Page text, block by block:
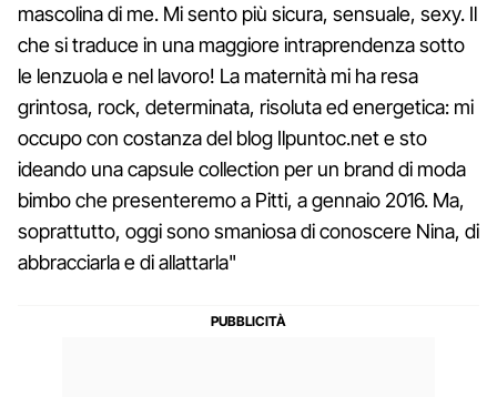
mascolina di me. Mi sento più sicura, sensuale, sexy. Il
che si traduce in una maggiore intraprendenza sotto
le lenzuola e nel lavoro! La maternità mi ha resa
grintosa, rock, determinata, risoluta ed energetica: mi
occupo con costanza del blog Ilpuntoc.net e sto
ideando una capsule collection per un brand di moda
bimbo che presenteremo a Pitti, a gennaio 2016. Ma,
soprattutto, oggi sono smaniosa di conoscere Nina, di
abbracciarla e di allattarla"